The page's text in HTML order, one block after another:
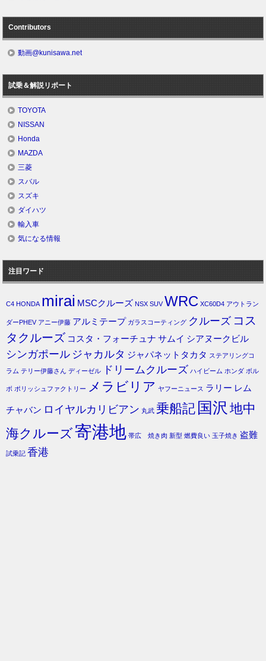
Contributors
動画@kunisawa.net
試乗＆解説リポート
TOYOTA
NISSAN
Honda
MAZDA
三菱
スバル
スズキ
ダイハツ
輸入車
気になる情報
注目ワード
C4 HONDA mirai MSCクルーズ NSX SUV WRC XC60D4 アウトラン
ダーPHEV アニー伊藤 アルミテープ ガラスコーティング クルーズ コス
タクルーズ コスタ・フォーチュナ サムイ シアヌークビル
シンガポール ジャカルタ ジャパネットタカタ ステアリングコ
ラム テリー伊藤さん ディーゼル ドリームクルーズ ハイビーム ホンダ ボル
ボ ポリッシュファクトリー メラビリア ヤフーニュース ラリー レム
チャバン ロイヤルカリビアン 丸武 乗船記 国沢 地中
海クルーズ寄港地 帯広 焼き肉 新型 燃費良い 玉子焼き 盗難
試乗記 香港